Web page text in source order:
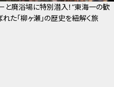
と廃浴場に特別潜入！“東海一の歓
た「柳ヶ瀬」の歴史を紐解く旅